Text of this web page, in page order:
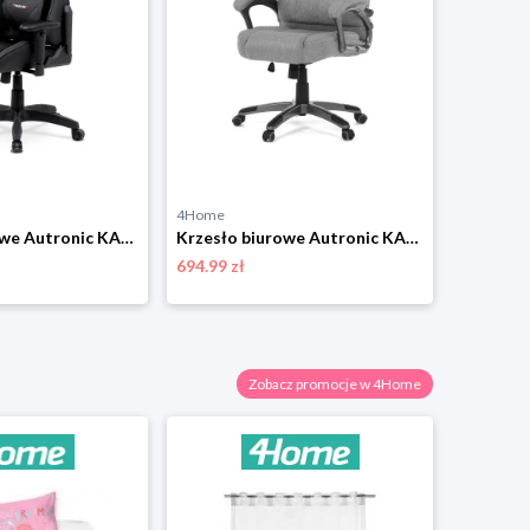
Krzesło biurowe Autronic KA-F03 BK
4Home
Krzesło biurowe Autronic KA-C715 GREY2
694.99 zł
Zobacz promocje w 4Home